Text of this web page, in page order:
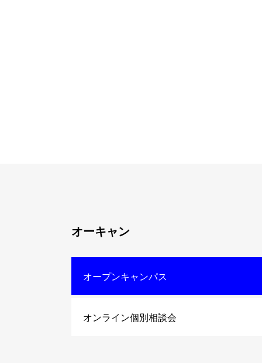
オーキャン
オープンキャンパス
オンライン個別相談会